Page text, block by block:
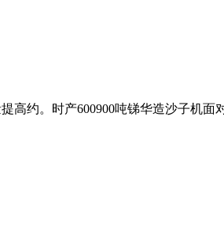
高约。时产600900吨锑华造沙子机面